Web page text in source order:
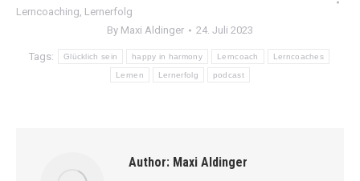
Lerncoaching, Lernerfolg
By Maxi Aldinger 24. Juli 2023
Tags: Glücklich sein happy in harmony Lerncoach Lerncoaches
Lernen Lernerfolg podcast
Author: Maxi Aldinger